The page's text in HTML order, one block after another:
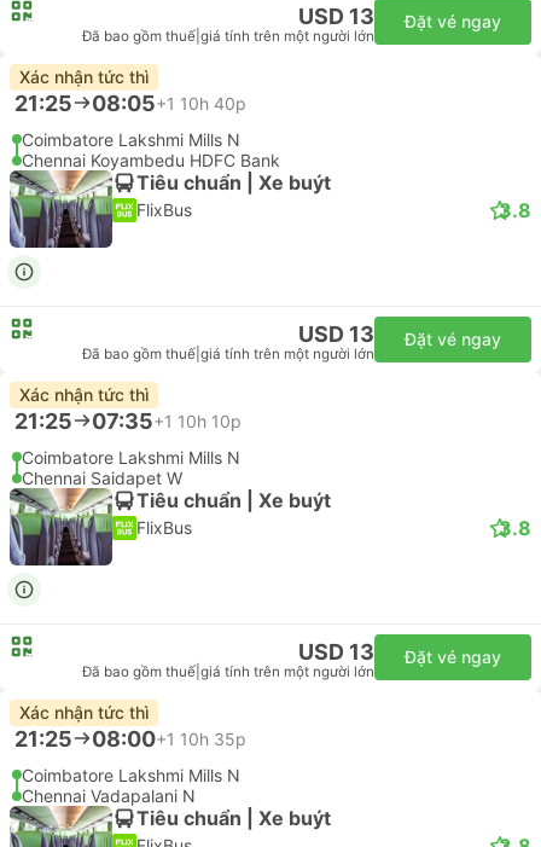
USD 13
Đã bao gồm thuế giá tính trên một người lớn
Đặt vé ngay
Xác nhận tức thì
21:25 08:05+1 10h 40p
Coimbatore Lakshmi Mills N
Chennai Koyambedu HDFC Bank
Tiêu chuẩn | Xe buýt
FlixBus 3.8
USD 13
Đã bao gồm thuế giá tính trên một người lớn
Đặt vé ngay
Xác nhận tức thì
21:25 07:35+1 10h 10p
Coimbatore Lakshmi Mills N
Chennai Saidapet W
Tiêu chuẩn | Xe buýt
FlixBus 3.8
USD 13
Đã bao gồm thuế giá tính trên một người lớn
Đặt vé ngay
Xác nhận tức thì
21:25 08:00+1 10h 35p
Coimbatore Lakshmi Mills N
Chennai Vadapalani N
Tiêu chuẩn | Xe buýt